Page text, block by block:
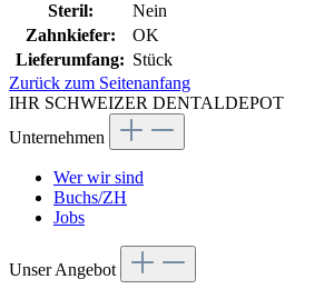
Steril:
Nein
Zahnkiefer:
OK
Lieferumfang: Stück
Zurück zum Seitenanfang
IHR SCHWEIZER DENTALDEPOT
Unternehmen
Wer wir sind
Buchs/ZH
Jobs
Unser Angebot